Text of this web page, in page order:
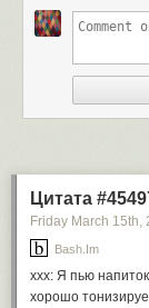
Цитата
Friday March 15th,
Bash.im
xxx: Я пью
хорошо